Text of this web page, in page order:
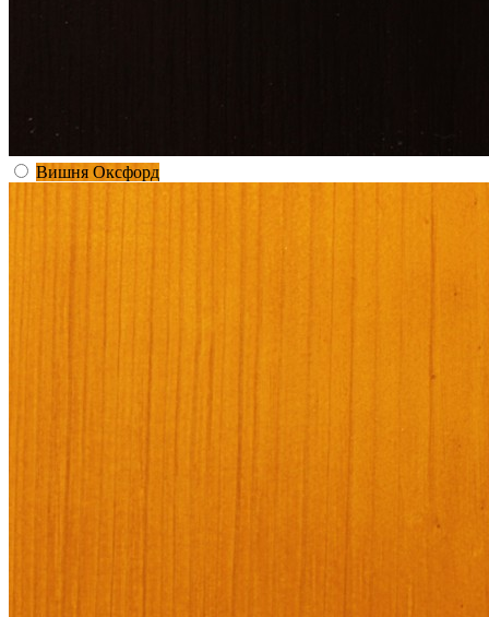
Вишня Оксфорд